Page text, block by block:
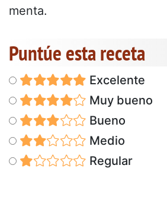
menta.
Puntúe esta receta
Excelente
Muy bueno
Bueno
Medio
Regular